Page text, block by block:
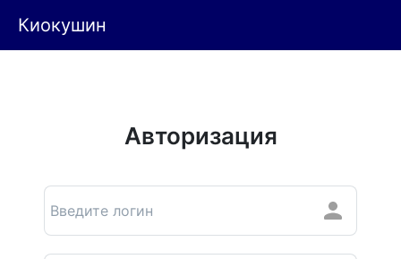
Киокушин
Авторизация